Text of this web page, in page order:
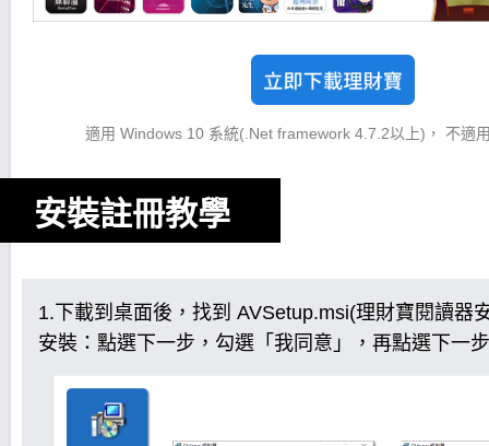
適用 Windows 10 系統(.Net framework 4.7.2以上)， 不適
安裝註冊教學
1.下載到桌面後，找到 AVSetup.msi(理財寶閱讀器
安裝：點選下一步，勾選「我同意」，再點選下一步